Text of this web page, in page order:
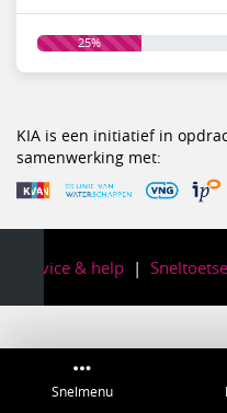
Snelmenu
25%
KIA is een initiatief in
samenwerking met:
Service & help